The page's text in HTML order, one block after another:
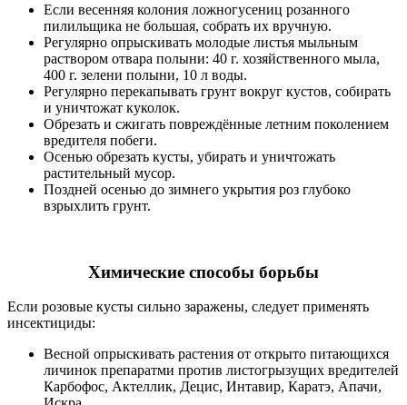
Если весенняя колония ложногусениц розанного
пилильщика не большая, собрать их вручную.
Регулярно опрыскивать молодые листья мыльным
раствором отвара полыни: 40 г. хозяйственного мыла,
400 г. зелени полыни, 10 л воды.
Регулярно перекапывать грунт вокруг кустов, собирать
и уничтожат куколок.
Обрезать и сжигать повреждённые летним поколением
вредителя побеги.
Осенью обрезать кусты, убирать и уничтожать
растительный мусор.
Поздней осенью до зимнего укрытия роз глубоко
взрыхлить грунт.
Химические способы борьбы
Если розовые кусты сильно заражены, следует применять
инсектициды:
Весной опрыскивать растения от открыто питающихся
личинок препаратми против листогрызущих вредителей
Карбофос, Актеллик, Децис, Интавир, Каратэ, Апачи,